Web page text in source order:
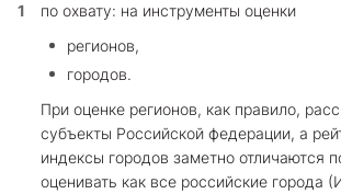
по охвату: на инструменты оценки
регионов,
городов.
При оценке регионов, как правило,
субъекты Российской федерации, а
индексы городов заметно отличаются
оценивать как все российские города